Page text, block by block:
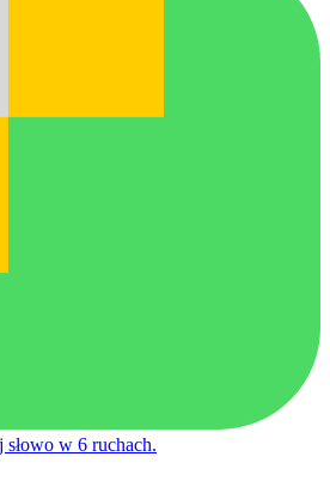
słowo w 6 ruchach.